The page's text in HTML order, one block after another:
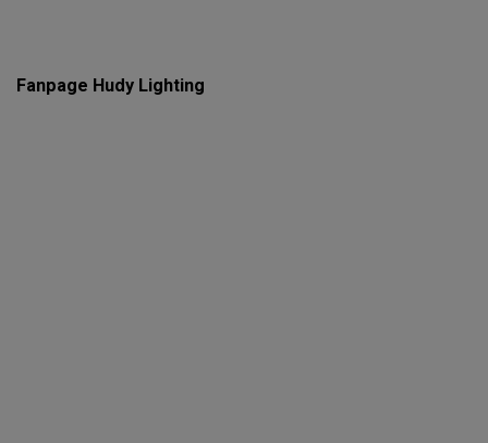
Fanpage Hudy Lighting